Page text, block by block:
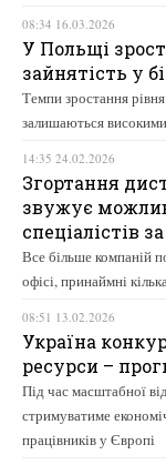
08:34 16.03.2026
У Польщі
зайнятість у
Темпи зростання рівня
залишаються
14:35 24.02.2026
Згортання
звужує
спеціалістів
Все більше компаній
офісі, принаймні
08:51 13.02.2026
Україна
ресурси –
Під час масштабної
стримуватиме
працівників у Європі